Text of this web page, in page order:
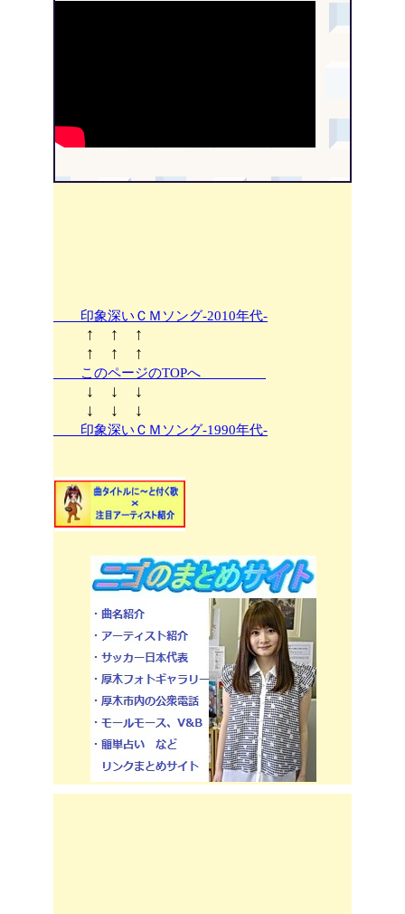
印象深いＣＭソング-2010年代-
↑ ↑ ↑
↑ ↑ ↑
このページのTOPへ
↓ ↓ ↓
↓ ↓ ↓
印象深いＣＭソング-1990年代-